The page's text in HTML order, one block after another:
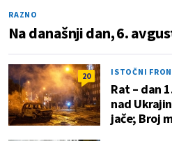
RAZNO
Na današnji dan, 6.
20 ISTOČNI
Rat – dan
nad
jače; Broj